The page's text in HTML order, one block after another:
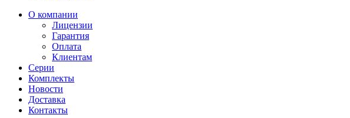
О компании
Лицензии
Гарантия
Оплата
Клиентам
Серии
Комплекты
Новости
Доставка
Контакты